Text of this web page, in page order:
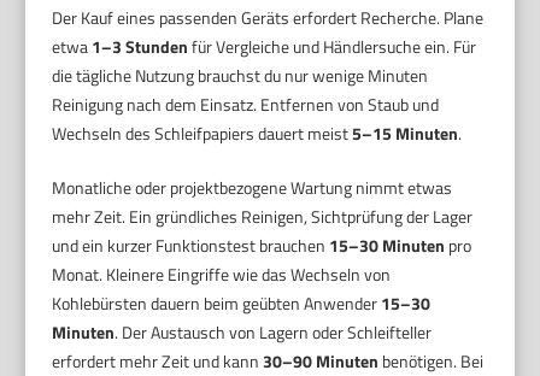
Der Kauf eines passenden Geräts erfordert Recherche. Plane
etwa1–3 Stundenfür Vergleiche und Händlersuche ein. Für
die tägliche Nutzung brauchst du nur wenige Minuten
Reinigung nach dem Einsatz. Entfernen von Staub und
Wechseln des Schleifpapiers dauert meist5–15 Minuten.
Monatliche oder projektbezogene Wartung nimmt etwas
mehr Zeit. Ein gründliches Reinigen, Sichtprüfung der Lager
und ein kurzer Funktionstest brauchen 15–30 Minuten pro
Monat. Kleinere Eingriffe wie das Wechseln von
Kohlebürsten dauern beim geübten Anwender15–30
Minuten. Der Austausch von Lagern oder Schleifteller
erfordert mehr Zeit und kann30–90 Minuten benötigen. Bei